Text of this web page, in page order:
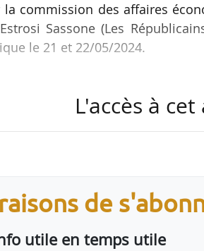
commission des affaires
Sassone (Les
le 21 et 22/05/2024.
des bâtiments ayant une
,
de bureaux en logements,
L'accès à
de
utile en temps utile